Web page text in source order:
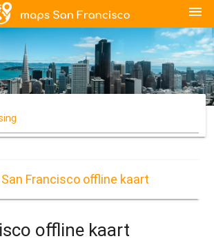
menu
San Francisco offline kaart
offline kaart